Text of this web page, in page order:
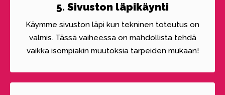
5. Sivuston läpikäynti
Käymme sivuston läpi kun tekninen toteutus on
valmis. Tässä vaiheessa on mahdollista tehdä
vaikka isompiakin muutoksia tarpeiden mukaan!